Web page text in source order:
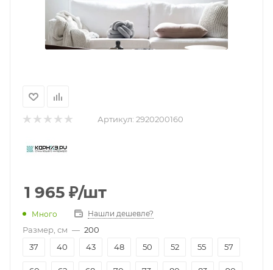
Артикул: 2920200160
1 965 ₽/шт
Много Нашли дешевле?
Размер, см — 200
37
40 43 48 50 52 55 57